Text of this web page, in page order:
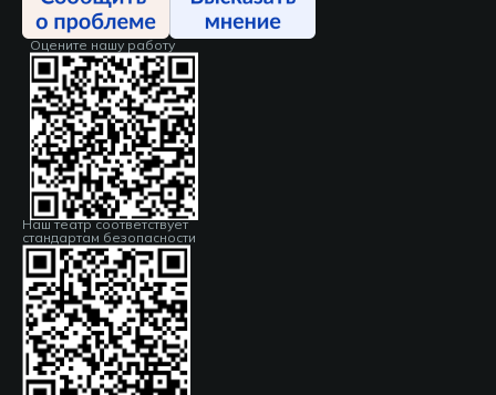
Оцените нашу работу
Наш театр соответствует
стандартам безопасности